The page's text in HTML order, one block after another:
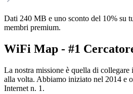
Dati 240 MB e uno sconto del 10% su
membri premium.
WiFi Map - #1
La nostra missione è quella di
alla volta. Abbiamo iniziato nel 2014 e
Internet n. 1.